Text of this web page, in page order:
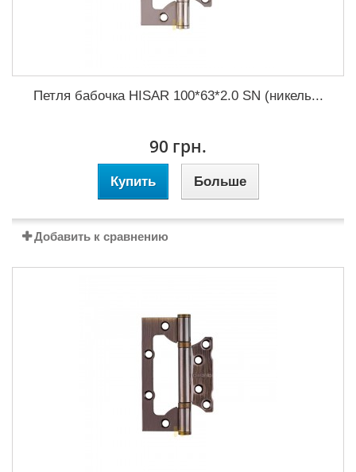
Петля бабочка HISAR 100*63*2.0 SN (никель...
90 грн.
Купить Больше
Добавить к сравнению